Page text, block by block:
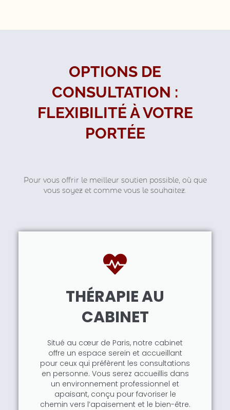
OPTIONS DE
CONSULTATION :
FLEXIBILITÉ À VOTRE
PORTÉE
Pour vous offrir le meilleur soutien possible, où que
vous soyez et comme vous le souhaitez.
THÉRAPIE AU
CABINET
Situé au cœur de Paris, notre cabinet
offre un espace serein et accueillant
pour ceux qui préfèrent les consultations
en personne. Vous serez accueillis dans
un environnement professionnel et
apaisant, conçu pour favoriser le
chemin vers l’apaisement et le bien-être.